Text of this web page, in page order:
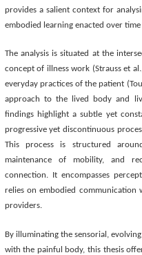
provides a salient context for
embodied learning enacted over
The analysis is situated at the
concept of illness work (Strauss et
everyday practices of the patient
approach to the lived body and
findings highlight a subtle yet
progressive yet discontinuous
This process is structured
maintenance of mobility, and
connection. It encompasses
relies on embodied communication
providers.
By illuminating the sensorial,
with the painful body, this thesis